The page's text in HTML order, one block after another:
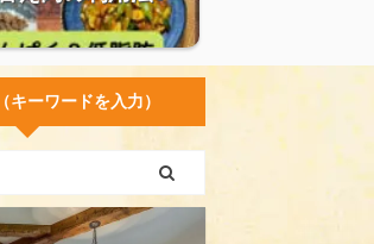
キーワードを入力）